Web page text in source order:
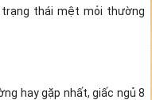
thái mệt mỏi thường
hay gặp nhất, giấc ngủ 8